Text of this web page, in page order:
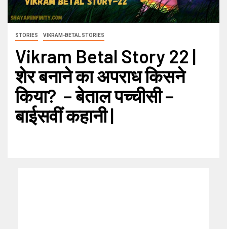
STORIES VIKRAM-BETAL STORIES
Vikram Betal Story 22 |
शेर बनाने का अपराध किसने
किया? – बेताल पच्चीसी –
बाईसवीं कहानी |